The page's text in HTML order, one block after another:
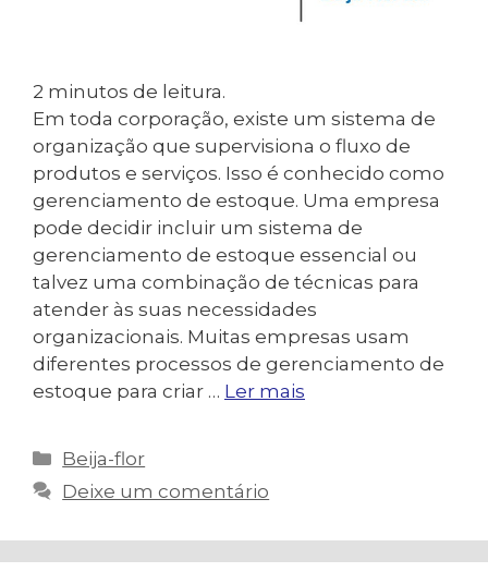
2 minutos de leitura.
Em toda corporação, existe um sistema de
organização que supervisiona o fluxo de
produtos e serviços. Isso é conhecido como
gerenciamento de estoque. Uma empresa
pode decidir incluir um sistema de
gerenciamento de estoque essencial ou
talvez uma combinação de técnicas para
atender às suas necessidades
organizacionais. Muitas empresas usam
diferentes processos de gerenciamento de
estoque para criar … Ler mais
Categorias
Beija-flor
Deixe um comentário